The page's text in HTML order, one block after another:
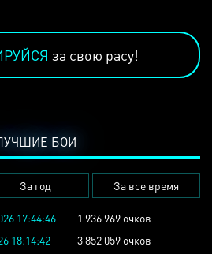
за свою расу!
БОИ
За год За все время
17:44:46
1 936 969 очков
18:14:42
3 852 059 очков